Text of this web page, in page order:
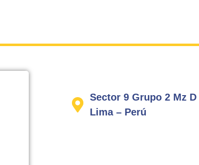
Sector 9 Grupo 2 Mz
Lima – Perú